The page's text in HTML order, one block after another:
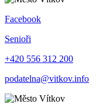
Facebook
Senioři
+420 556 312 200
podatelna@vitkov.info